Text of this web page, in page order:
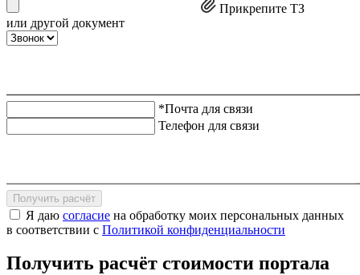
Прикрепите ТЗ
или другой документ
*Почта для связи
Телефон для связи
Получить расчёт
Я даю согласие на обработку моих персональных данных
в соответствии с Политикой конфиденциальности
Получить расчёт стоимости портала